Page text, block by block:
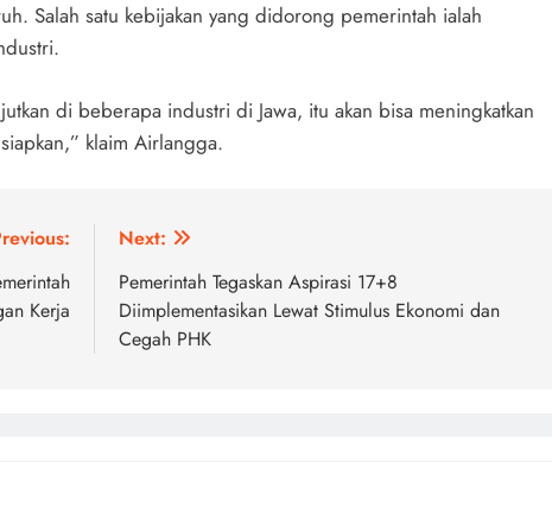
Salah satu kebijakan yang didorong pemerintah ialah
di beberapa industri di Jawa, itu akan bisa meningkatkan
klaim Airlangga.
Kerja
Next:
Pemerintah Tegaskan Aspirasi 17+8
Diimplementasikan Lewat Stimulus Ekonomi dan
Cegah PHK